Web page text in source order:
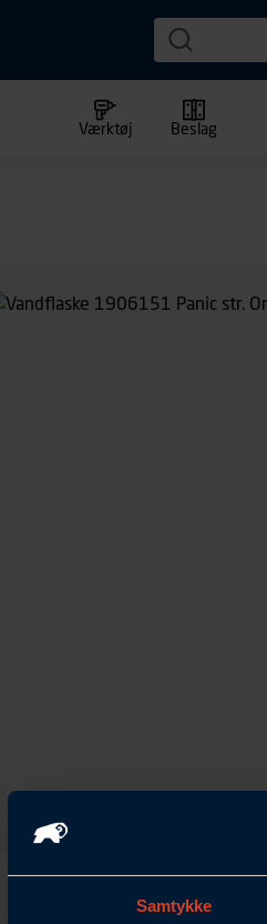
Samtykke
Værktøj Beslag